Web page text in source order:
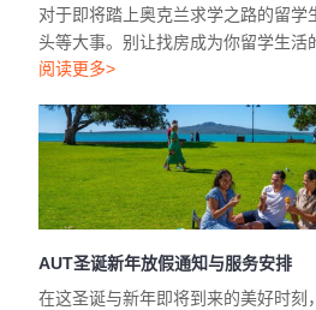
对于即将踏上奥克兰求学之路的留学
头等大事。别让找房成为你留学生活
阅读更多>
AUT圣诞新年放假通知与服务安排
在这圣诞与新年即将到来的美好时刻